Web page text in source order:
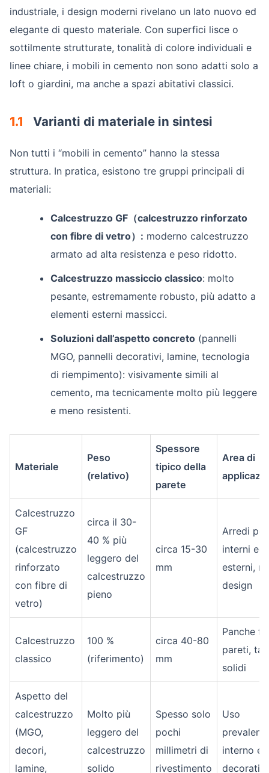
industriale, i design moderni rivelano un lato nuovo ed
elegante di questo materiale. Con superfici lisce o
sottilmente strutturate, tonalità di colore individuali e
linee chiare, i mobili in cemento non sono adatti solo a
loft o giardini, ma anche a spazi abitativi classici.
1.1 Varianti di materiale in sintesi
Non tutti i “mobili in cemento” hanno la stessa
struttura. In pratica, esistono tre gruppi principali di
materiali:
Calcestruzzo GF（calcestruzzo rinforzato
con fibre di vetro）: moderno calcestruzzo
armato ad alta resistenza e peso ridotto.
Calcestruzzo massiccio classico: molto
pesante, estremamente robusto, più adatto a
elementi esterni massicci.
Soluzioni dall’aspetto concreto (pannelli
MGO, pannelli decorativi, lamine, tecnologia
di riempimento): visivamente simili al
cemento, ma tecnicamente molto più leggere
e meno resistenti.
Materiale
Peso
(relativo)
Spessore
tipico della
parete
Area di
Calcestruzzo
GF
(calcestruzzo
rinforzato
con fibre di
vetro)
circa il 30-
40 % più
leggero del
calcestruzzo
pieno
circa 15-30
mm
Arredi per
interni ed
esterni,
design
Calcestruzzo
classico
100 %
(riferimento)
circa 40-80
mm
Panche
pareti,
solidi
Aspetto del
calcestruzzo
(MGO,
decori,
lamine,
Molto più
leggero del
calcestruzzo
solido
Spesso solo
pochi
millimetri di
rivestimento
Uso
interno e